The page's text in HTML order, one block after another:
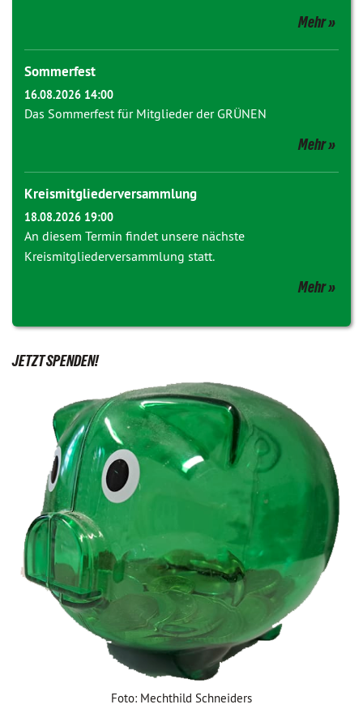
Mehr
Sommerfest
16.08.2026 14:00
Das Sommerfest für Mitglieder der GRÜNEN
Mehr
Kreismitgliederversammlung
18.08.2026 19:00
An diesem Termin findet unsere nächste
Kreismitgliederversammlung statt.
Mehr
JETZT SPENDEN!
Foto: Mechthild Schneiders